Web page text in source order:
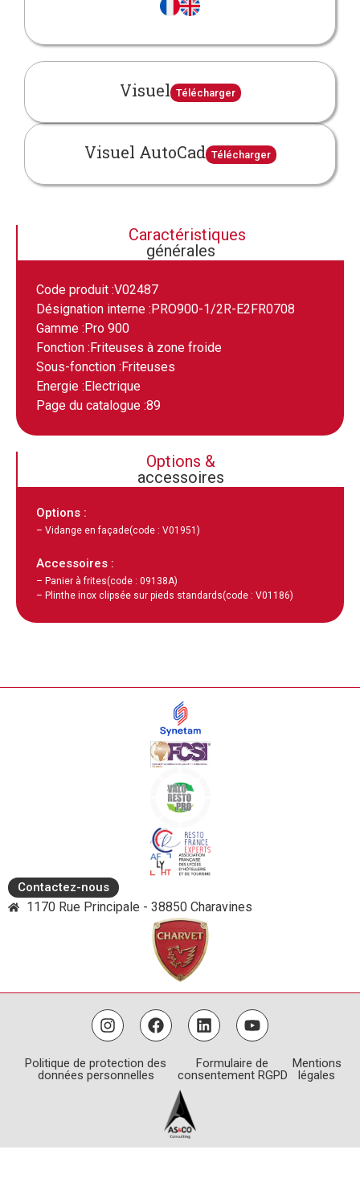
Visuel Télécharger
Visuel AutoCad Télécharger
Caractéristiques
générales
Code produit :V02487
Désignation interne : PRO900-1/2R-E2FR0708
Gamme : Pro 900
Fonction : Friteuses à zone froide
Sous-fonction : Friteuses
Energie : Electrique
Page du catalogue :89
Options &
accessoires
Options :
– Vidange en façade(code : V01951)
Accessoires :
– Panier à frites(code : 09138A)
– Plinthe inox clipsée sur pieds standards(code : V01186)
Contactez-nous
1170 Rue Principale - 38850 Charavines
Politique de protection des
données personnelles
Formulaire de
consentement RGPD
Mentions
légales